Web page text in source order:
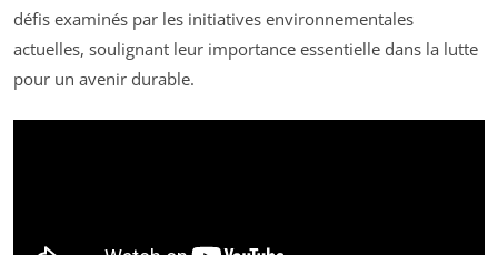
défis examinés par les initiatives environnementales
actuelles, soulignant leur importance essentielle dans la lutte
pour un avenir durable.